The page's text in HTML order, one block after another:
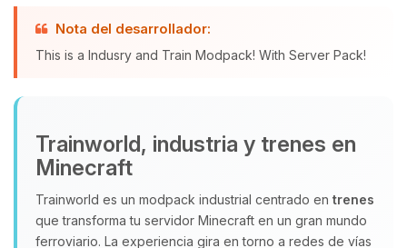
Nota del desarrollador:
This is a Indusry and Train Modpack! With Server Pack!
Trainworld, industria y trenes en
Minecraft
Trainworld es un modpack industrial centrado en trenes
que transforma tu servidor Minecraft en un gran mundo
ferroviario. La experiencia gira en torno a redes de vías
hablar! Soy Choupy, tu pequeno
asistente de BoxToPlay. Cuentame